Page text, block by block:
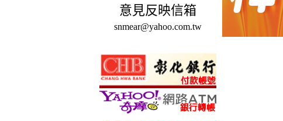
意見反映信箱
snmear@yahoo.com.tw